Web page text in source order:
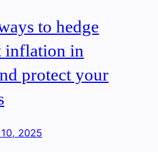
to hedge
inflation in
protect your
2025